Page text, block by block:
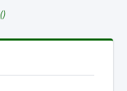
()